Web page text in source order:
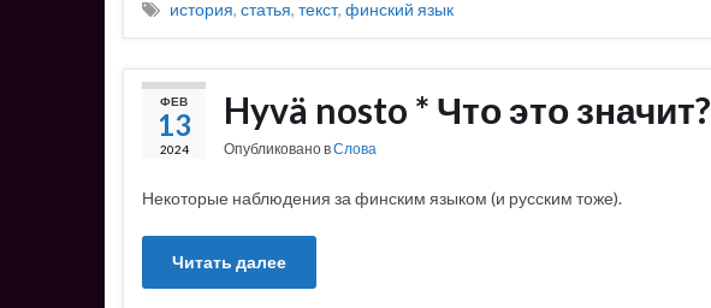
история, статья, текст, финский язык
ФЕВ
13
2024
Hyvä nosto * Что это значит?
Опубликовано вСлова
Некоторые наблюдения за финским языком (и русским тоже).
Читать далее